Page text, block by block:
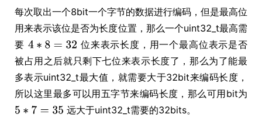
每次取出一个8bit一个字节的数据进行编码，但是最高位
用来表示该位是否为长度位置，那么一个uint32_t最高需
要
位来表示长度，用一个最高位表示是否
被占用之后就只剩下七位来表示长度了，那么为了能最
多表示uint32_t最大值，就需要大于32bit来编码长度，
所以这里最多可以用五字节来编码长度，那么可用bit为
远大于uint32_t需要的32bits。